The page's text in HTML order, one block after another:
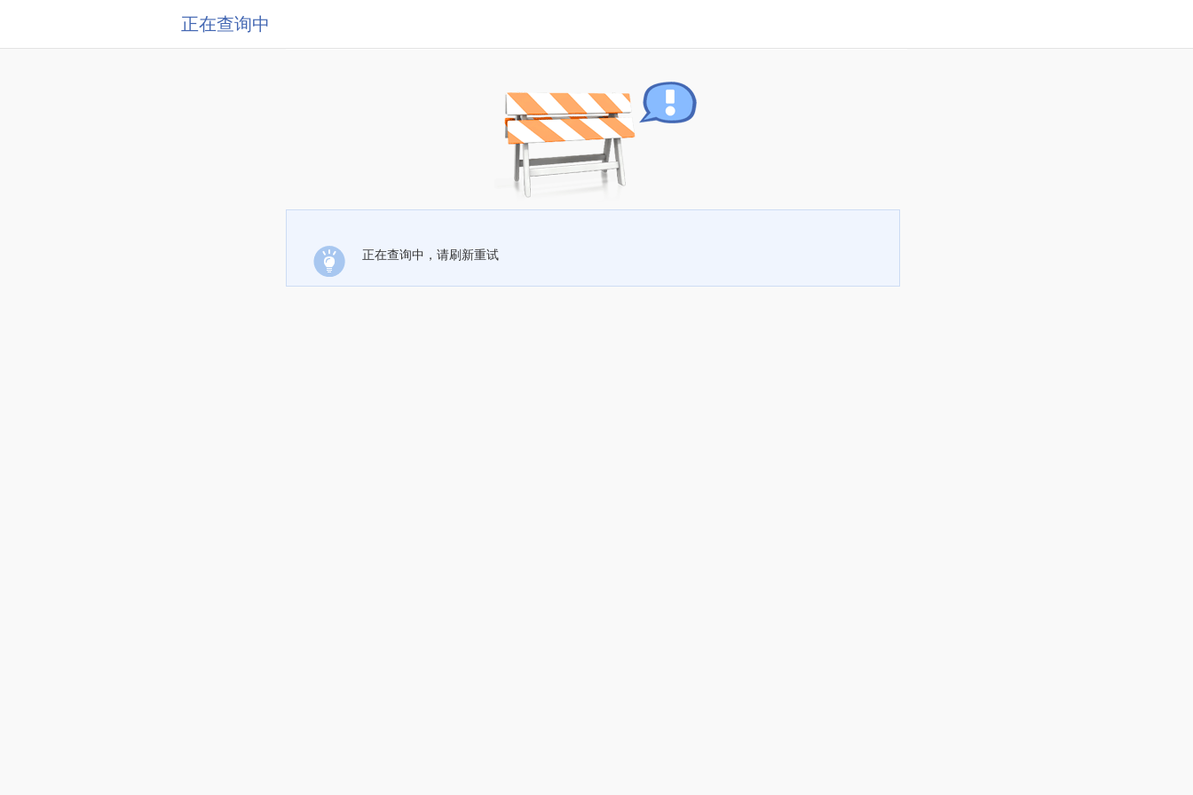
正在查询中
正在查询中，请刷新重试